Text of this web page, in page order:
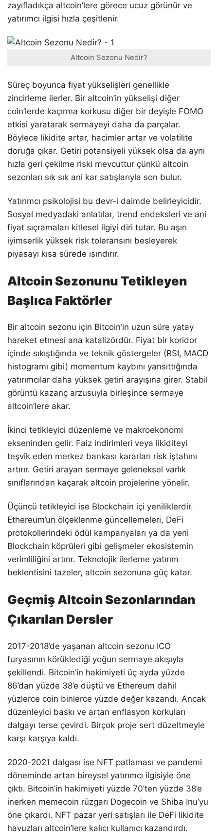
zayıfladıkça altcoin’lere görece ucuz görünür ve
yatırımcı ilgisi hızla çeşitlenir.
Altcoin Sezonu Nedir?
Süreç boyunca fiyat yükselişleri genellikle
zincirleme ilerler. Bir altcoin’in yükselişi diğer
coin’lerde kaçırma korkusu diğer bir deyişle FOMO
etkisi yaratarak sermayeyi daha da parçalar.
Böylece likidite artar, hacimler artar ve volatilite
doruğa çıkar. Getiri potansiyeli yüksek olsa da aynı
hızla geri çekilme riski mevcuttur çünkü altcoin
sezonları sık sık ani kar satışlarıyla son bulur.
Yatırımcı psikolojisi bu devr-i daimde belirleyicidir.
Sosyal medyadaki anlatılar, trend endeksleri ve ani
fiyat sıçramaları kitlesel ilgiyi diri tutar. Bu aşırı
iyimserlik yüksek risk toleransını besleyerek
piyasayı kısa sürede ısındırır.
Altcoin Sezonunu Tetikleyen
Başlıca Faktörler
Bir altcoin sezonu için Bitcoin’in uzun süre yatay
hareket etmesi ana katalizördür. Fiyat bir koridor
içinde sıkıştığında ve teknik göstergeler (RSI, MACD
histogramı gibi) momentum kaybını yansıttığında
yatırımcılar daha yüksek getiri arayışına girer. Stabil
görüntü kazanç arzusuyla birleşince sermaye
altcoin’lere akar.
İkinci tetikleyici düzenleme ve makroekonomi
ekseninden gelir. Faiz indirimleri veya likiditeyi
teşvik eden merkez bankası kararları risk iştahını
artırır. Getiri arayan sermaye geleneksel varlık
sınıflarından kaçarak altcoin projelerine yönelir.
Üçüncü tetikleyici ise Blockchain içi yeniliklerdir.
Ethereum’un ölçeklenme güncellemeleri, DeFi
protokollerindeki ödül kampanyaları ya da yeni
Blockchain köprüleri gibi gelişmeler ekosistemin
verimliliğini artırır. Teknolojik ilerleme yatırım
beklentisini tazeler, altcoin sezonuna güç katar.
Geçmiş Altcoin Sezonlarından
Çıkarılan Dersler
2017-2018’de yaşanan altcoin sezonu ICO
furyasının körüklediği yoğun sermaye akışıyla
şekillendi. Bitcoin’in hakimiyeti üç ayda yüzde
86’dan yüzde 38’e düştü ve Ethereum dahil
yüzlerce coin binlerce yüzde değer kazandı. Ancak
düzenleyici baskı ve artan enflasyon korkuları
dalgayı terse çevirdi. Birçok proje sert düzeltmeyle
karşı karşıya kaldı.
2020-2021 dalgası ise NFT patlaması ve pandemi
döneminde artan bireysel yatırımcı ilgisiyle öne
çıktı. Bitcoin’in hakimiyeti yüzde 70’ten yüzde 38’e
inerken memecoin rüzgarı Dogecoin ve Shiba Inu’yu
öne çıkardı. NFT pazar yeri satışları ile DeFi likidite
havuzları altcoin’lere kalıcı kullanıcı kazandırdı.